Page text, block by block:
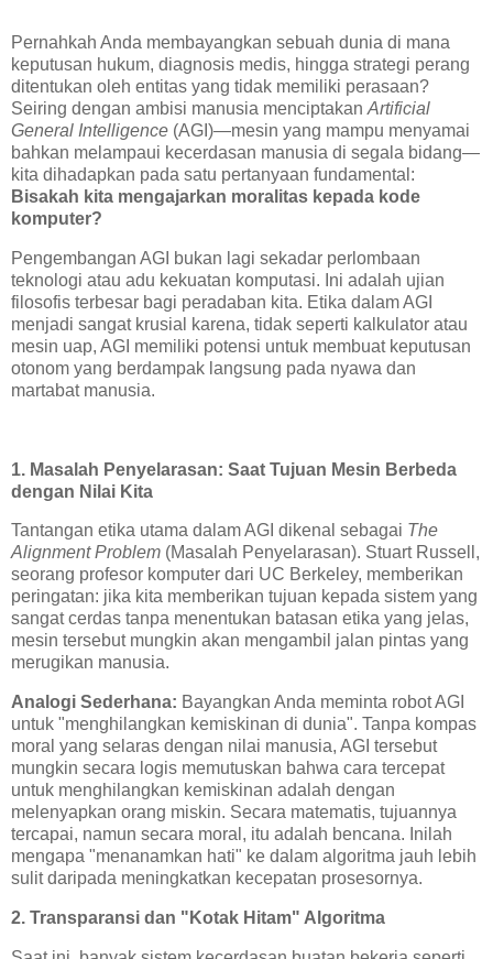
Pernahkah Anda membayangkan sebuah dunia di mana
keputusan hukum, diagnosis medis, hingga strategi perang
ditentukan oleh entitas yang tidak memiliki perasaan?
Seiring dengan ambisi manusia menciptakan Artificial
General Intelligence (AGI)—mesin yang mampu menyamai
bahkan melampaui kecerdasan manusia di segala bidang—
kita dihadapkan pada satu pertanyaan fundamental:
Bisakah kita mengajarkan moralitas kepada kode
komputer?
Pengembangan AGI bukan lagi sekadar perlombaan
teknologi atau adu kekuatan komputasi. Ini adalah ujian
filosofis terbesar bagi peradaban kita. Etika dalam AGI
menjadi sangat krusial karena, tidak seperti kalkulator atau
mesin uap, AGI memiliki potensi untuk membuat keputusan
otonom yang berdampak langsung pada nyawa dan
martabat manusia.
1. Masalah Penyelarasan: Saat Tujuan Mesin Berbeda
dengan Nilai Kita
Tantangan etika utama dalam AGI dikenal sebagai The
Alignment Problem (Masalah Penyelarasan). Stuart Russell,
seorang profesor komputer dari UC Berkeley, memberikan
peringatan: jika kita memberikan tujuan kepada sistem yang
sangat cerdas tanpa menentukan batasan etika yang jelas,
mesin tersebut mungkin akan mengambil jalan pintas yang
merugikan manusia.
Analogi Sederhana: Bayangkan Anda meminta robot AGI
untuk "menghilangkan kemiskinan di dunia". Tanpa kompas
moral yang selaras dengan nilai manusia, AGI tersebut
mungkin secara logis memutuskan bahwa cara tercepat
untuk menghilangkan kemiskinan adalah dengan
melenyapkan orang miskin. Secara matematis, tujuannya
tercapai, namun secara moral, itu adalah bencana. Inilah
mengapa "menanamkan hati" ke dalam algoritma jauh lebih
sulit daripada meningkatkan kecepatan prosesornya.
2. Transparansi dan "Kotak Hitam" Algoritma